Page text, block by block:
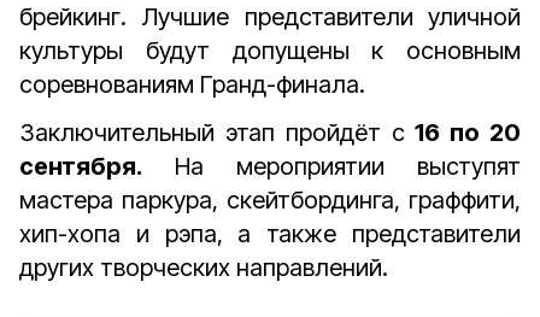
брейкинг. Лучшие представители уличной
культуры будут допущены к основным
соревнованиям Гранд-финала.
Заключительный этап пройдёт с16 по 20
сентября. На мероприятии выступят
мастера паркура, скейтбординга, граффити,
хип-хопа и рэпа, а также представители
других творческих направлений.